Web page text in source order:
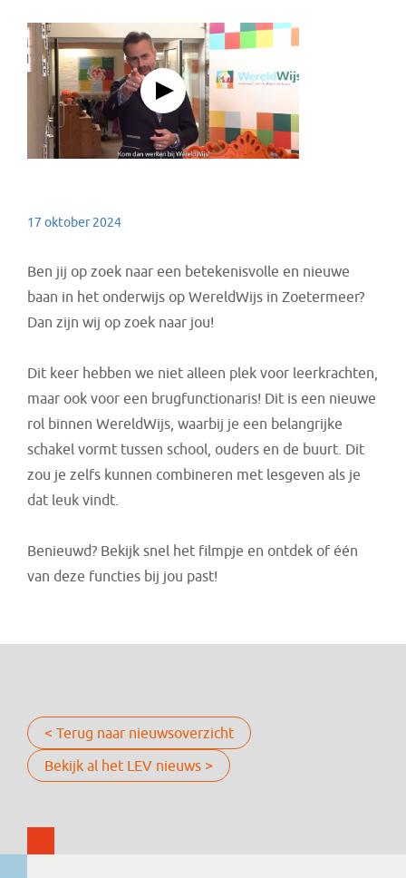
17 oktober 2024
Ben jij op zoek naar een betekenisvolle en nieuwe
baan in het onderwijs op WereldWijs in Zoetermeer?
Dan zijn wij op zoek naar jou!
Dit keer hebben we niet alleen plek voor leerkrachten,
maar ook voor een brugfunctionaris! Dit is een nieuwe
rol binnen WereldWijs, waarbij je een belangrijke
schakel vormt tussen school, ouders en de buurt. Dit
zou je zelfs kunnen combineren met lesgeven als je
dat leuk vindt.
Benieuwd? Bekijk snel het filmpje en ontdek of één
van deze functies bij jou past!
< Terug naar nieuwsoverzicht
Bekijk al het LEV nieuws >